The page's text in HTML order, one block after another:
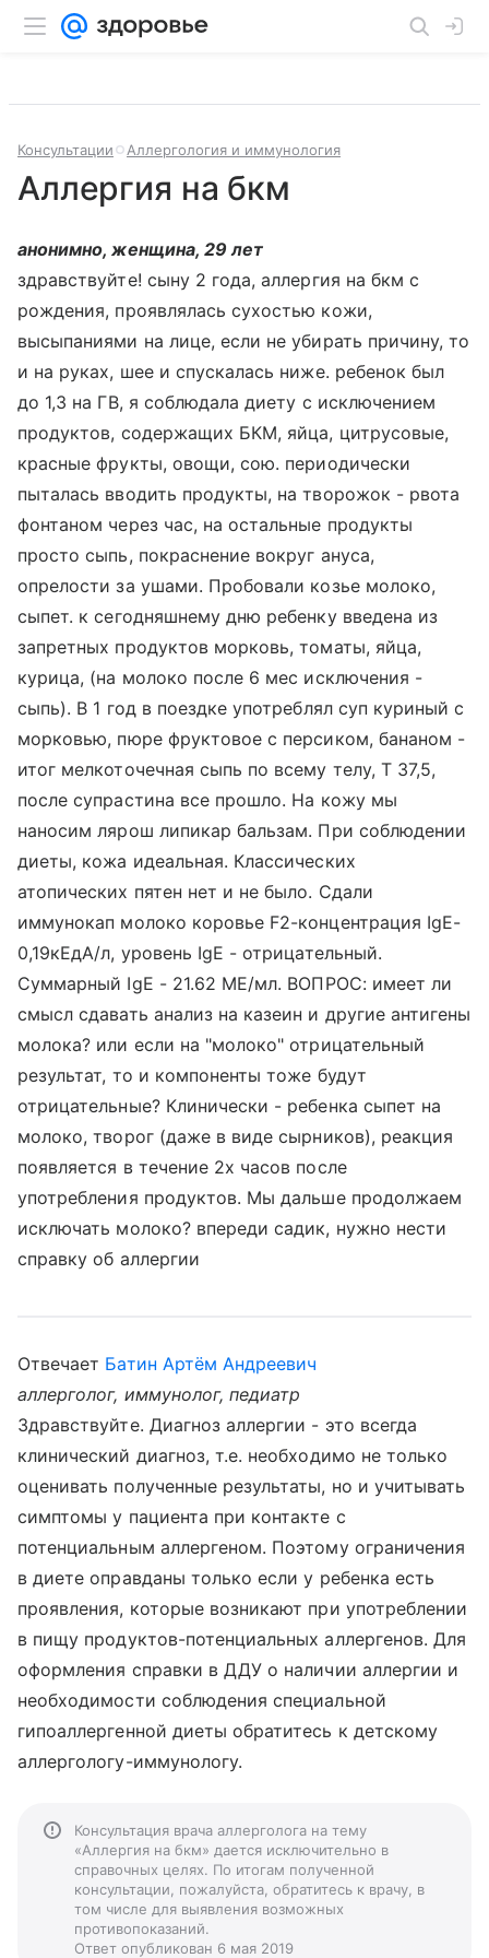
Консультации Аллергология и иммунология
Аллергия на бкм
анонимно, женщина, 29 лет
здравствуйте! сыну 2 года, аллергия на бкм с
рождения, проявлялась сухостью кожи,
высыпаниями на лице, если не убирать причину, то
и на руках, шее и спускалась ниже. ребенок был
до 1,3 на ГВ, я соблюдала диету с исключением
продуктов, содержащих БКМ, яйца, цитрусовые,
красные фрукты, овощи, сою. периодически
пыталась вводить продукты, на творожок - рвота
фонтаном через час, на остальные продукты
просто сыпь, покраснение вокруг ануса,
опрелости за ушами. Пробовали козье молоко,
сыпет. к сегодняшнему дню ребенку введена из
запретных продуктов морковь, томаты, яйца,
курица, (на молоко после 6 мес исключения -
сыпь). В 1 год в поездке употреблял суп куриный с
морковью, пюре фруктовое с персиком, бананом -
итог мелкоточечная сыпь по всему телу, Т 37,5,
после супрастина все прошло. На кожу мы
наносим лярош липикар бальзам. При соблюдении
диеты, кожа идеальная. Классических
атопических пятен нет и не было. Сдали
иммунокап молоко коровье F2-концентрация IgE-
0,19кЕдА/л, уровень IgE - отрицательный.
Суммарный IgE - 21.62 МЕ/мл. ВОПРОС: имеет ли
смысл сдавать анализ на казеин и другие антигены
молока? или если на "молоко" отрицательный
результат, то и компоненты тоже будут
отрицательные? Клинически - ребенка сыпет на
молоко, творог (даже в виде сырников), реакция
появляется в течение 2х часов после
употребления продуктов. Мы дальше продолжаем
исключать молоко? впереди садик, нужно нести
справку об аллергии
Отвечает Батин Артём Андреевич
аллерголог, иммунолог, педиатр
Здравствуйте. Диагноз аллергии - это всегда
клинический диагноз, т.е. необходимо не только
оценивать полученные результаты, но и учитывать
симптомы у пациента при контакте с
потенциальным аллергеном. Поэтому ограничения
в диете оправданы только если у ребенка есть
проявления, которые возникают при употреблении
в пищу продуктов-потенциальных аллергенов. Для
оформления справки в ДДУ о наличии аллергии и
необходимости соблюдения специальной
гипоаллергенной диеты обратитесь к детскому
аллергологу-иммунологу.
Консультация врача аллерголога на тему
«Аллергия на бкм» дается исключительно в
справочных целях. По итогам полученной
консультации, пожалуйста, обратитесь к врачу, в
том числе для выявления возможных
противопоказаний.
Ответ опубликован 6 мая 2019